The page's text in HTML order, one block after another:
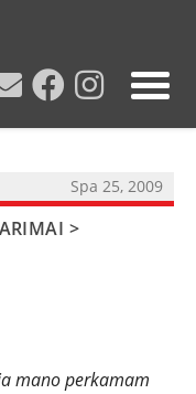
Spa 25, 2009
>
mano perkamam